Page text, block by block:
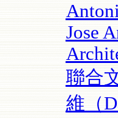
Jose
聯合
維（